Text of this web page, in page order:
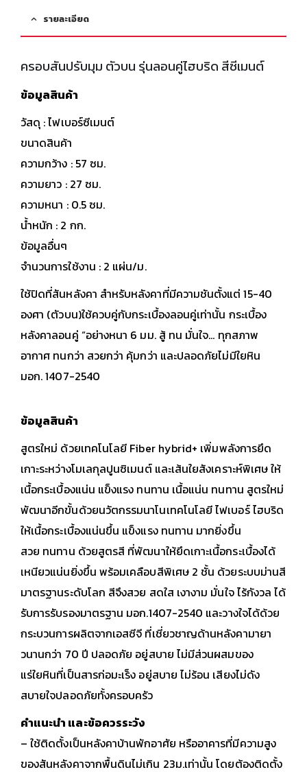
รายละเอียด
ครอบสันปรับมุม ตัวบน รุ่นลอนคู่ไฮบริด สีซีเมนต์
ข้อมูลสินค้า
วัสดุ : ไฟเบอร์ซีเมนต์
ขนาดสินค้า
ความกว้าง : 57 ซม.
ความยาว : 27 ซม.
ความหนา : 0.5 ซม.
น้ำหนัก : 2 กก.
ข้อมูลอื่นๆ
จำนวนการใช้งาน : 2 แผ่น/ม.
ใช้ปิดที่สันหลังคา สำหรับหลังคาที่มีความชันตั้งแต่ 15-40
องศา (ตัวบน)ใช้ควบคู่กับกระเบื้องลอนคู่เท่านั้น กระเบื้อง
หลังคาลอนคู่ “อย่างหนา 6 มม. สู้ ทน มั่นใจ… ทุกสภาพ
อากาศ ทนกว่า สวยกว่า คุ้มกว่า และปลอดภัยไม่มีใยหิน
มอก. 1407-2540
ข้อมูลสินค้า
สูตรใหม่ ด้วยเทคโนโลยี Fiber hybrid+ เพิ่มพลังการยึด
เกาะระหว่างโมเลกุลปูนซิเมนต์ และเส้นใยสังเคราะห์พิเศษ ให้
เนื้อกระเบื้องแน่น แข็งแรง ทนทาน เนื้อแน่น ทนทาน สูตรใหม่
พัฒนาอีกขั้นด้วยนวัตกรรมนาโนเทคโนโลยี ไฟเบอร์ ไฮบริด
ให้เนื้อกระเบื้องแน่นขึ้น แข็งแรง ทนทาน มากยิ่งขึ้น
สวย ทนทาน ด้วยสูตรสี ที่พัฒนาให้ยึดเกาะเนื้อกระเบื้องได้
เหนียวแน่นยิ่งขึ้น พร้อมเคลือบสีพิเศษ 2 ชั้น ด้วยระบบม่านสี
มาตรฐานระดับโลก สีจึงสวย สดใส เงางาม มั่นใจ ไร้กังวล ได้
รับการรับรองมาตรฐาน มอก.1407-2540 และวางใจได้ด้วย
กระบวนการผลิตจากเอสซีจี ที่เชี่ยวชาญด้านหลังคามายา
วนานกว่า 70 ปี ปลอดภัย อยู่สบาย ไม่มีส่วนผสมของ
แร่ใยหินที่เป็นสารก่อมะเร็ง อยู่สบาย ไม่ร้อน เสียงไม่ดัง
สบายใจปลอดภัยทั้งครอบครัว
คำแนะนำ และข้อควรระวัง
– ใช้ติดตั้งเป็นหลังคาบ้านพักอาศัย หรืออาคารที่มีความสูง
ของสันหลังคาจากพื้นดินไม่เกิน 23ม.เท่านั้น โดยต้องติดตั้ง